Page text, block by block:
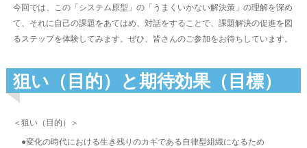
今回では、この「システム原型」の「うまくいかない解決策」の理解を深め
て、それに自己の課題をあてはめ、対話をすることで、課題解決の促進を図
るステップを体験してみます。ぜひ、皆さんのご参加をお待ちしています。
狙い（目的）と期待効果（目標）
＜狙い（目的）＞
●変化の時代における生き残りのカギである自律型組織になるため